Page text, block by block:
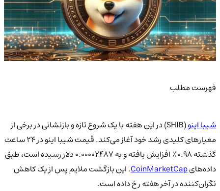
فهرست مطلب
شیبا اینو
(SHIB) در این هفته با یک شروع تازه و بازنشانی در برخی از
معیارهای کلیدی رشد خود آغاز می‌کند. قیمت شیبا اینو در ۲۴ ساعت
گذشته ۰.۹۸٪ افزایش یافته و به ۰.۰۰۰۰۲۴۸۷ دلار رسیده است، طبق
داده‌هایCoinMarketCap. این بازگشت ملایم پس از یک کاهش
نگران‌کننده در آخر هفته رخ داده است.